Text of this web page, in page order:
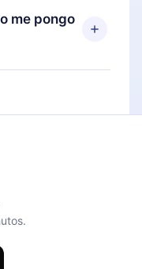
tus títulos
con un
y el
me pongo